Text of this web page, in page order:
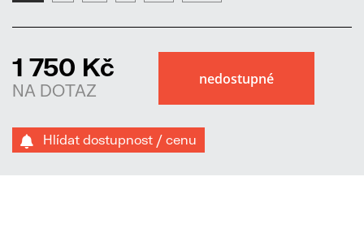
1 750 Kč
NA DOTAZ
Hlídat dostupnost / cenu